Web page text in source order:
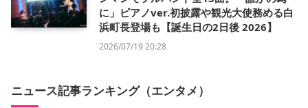
に」ピアノver.初披露や観光大使務める白
浜町長登場も【誕生日の2日後 2026】
2026/07/19 20:28
ニュース記事ランキング（エンタメ）